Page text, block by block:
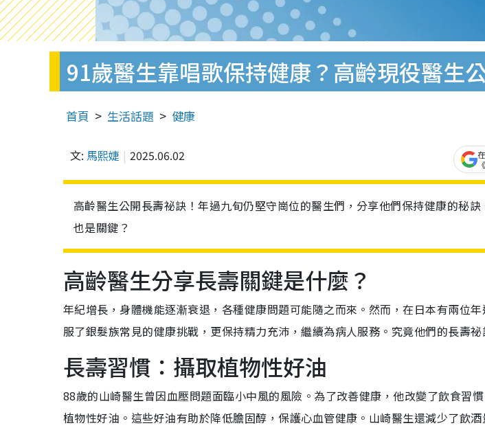
91歲醫生靠唱歌保持健康？高齡現役醫生
首頁 生活話題 健康
文: 馬熙婕 2025.06.02
高齡醫生公開長壽祕訣！年過九旬仍堅守崗位的醫生們，分享他們保持健康的秘
也是關鍵？
高齡醫生分享長壽關鍵是什麼？
年紀增長，身體機能逐漸衰退，各種健康問題可能隨之而來。然而，在日本有兩位
服了銀髮族常見的健康挑戰，更保持精力充沛，繼續為病人服務。究竟他們的長壽祕
長壽習慣：攝取植物性好油
88歲的山崎醫生曾因血壓問題面臨小中風的風險。為了改善健康，他改變了飲食習
植物性好油。這些好油有助於降低膽固醇，保護心血管健康。山崎醫生還減少了飲